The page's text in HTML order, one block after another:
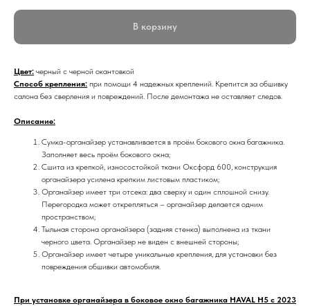
В корзину
Цвет: черный с черной окантовкой
Способ крепления: при помощи 4 надежных креплений. Крепится за обшивку
салона без сверления и повреждений. После демонтажа не оставляет следов.
Описание:
Сумка-органайзер устанавливается в проём бокового окна багажника.
Заполняет весь проём бокового окна;
Сшита из крепкой, износостойкой ткани Оксфорд 600, конструкция
органайзера усилена крепким листовым пластиком;
Органайзер имеет три отсека: два сверху и один сплошной снизу.
Перегородка может открепляться – органайзер делается одним
пространством;
Тыльная сторона органайзера (задняя стенка) выполнена из ткани
черного цвета. Органайзер не виден с внешней стороны;
Органайзер имеет четыре уникальные крепления, для установки без
повреждения обшивки автомобиля.
При установке органайзера в боковое окно багажника HAVAL H5 с 2023